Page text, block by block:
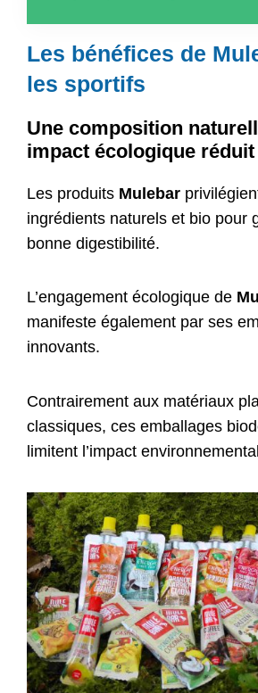
Les bénéfices de
les sportifs
Une composition
impact écologique réduit
Les produits Mulebar
ingrédients naturels et bio pour
bonne digestibilité.
L’engagement écologique de
manifeste également par ses
innovants.
Contrairement aux matériaux
classiques, ces emballages
limitent l’impact